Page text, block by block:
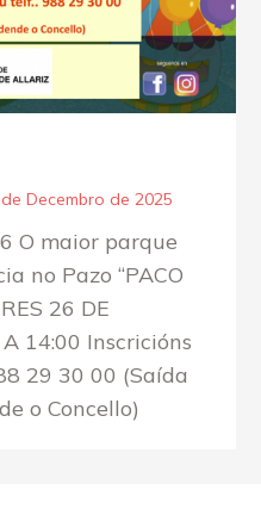
Decembro de 2025
O maior parque
no Pazo “PACO
26 DE
14:00 Inscricións
29 30 00 (Saída
o Concello)